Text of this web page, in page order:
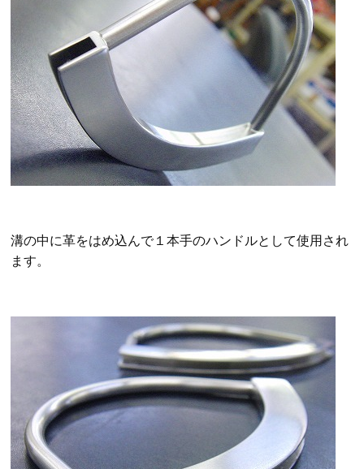
溝の中に革をはめ込んで１本手のハンドルとして使用され
ます。